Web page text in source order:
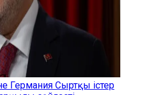
Германия Сыртқы істер